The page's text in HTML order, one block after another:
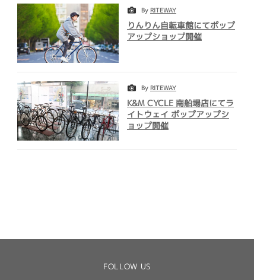
By RITEWAY
りんりん自転車館にてポップ
アップショップ開催
By RITEWAY
K&M CYCLE 南船場店にてラ
イトウェイ ポップアップシ
ョップ開催
FOLLOW US